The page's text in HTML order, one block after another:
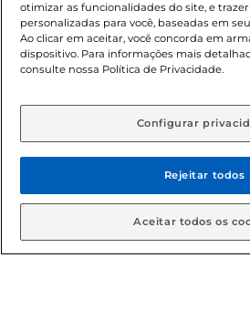
sofrer alterações sem prévia
de bebidas alcoólicas para menores
Lei n.º 8069/90, art. 81, inciso II
Adolescente). Preços e condições
aviso prévio. O valor mínimo para
© 2026 Copyright.
reservados
otimizar as funcionalidades do site, e
personalizadas para você, baseadas em
Ao clicar em aceitar, você concorda em
dispositivo. Para informações mais
consulte nossa Política de Privacidade.
Configurar
Rejeitar todos
Aceitar todos os